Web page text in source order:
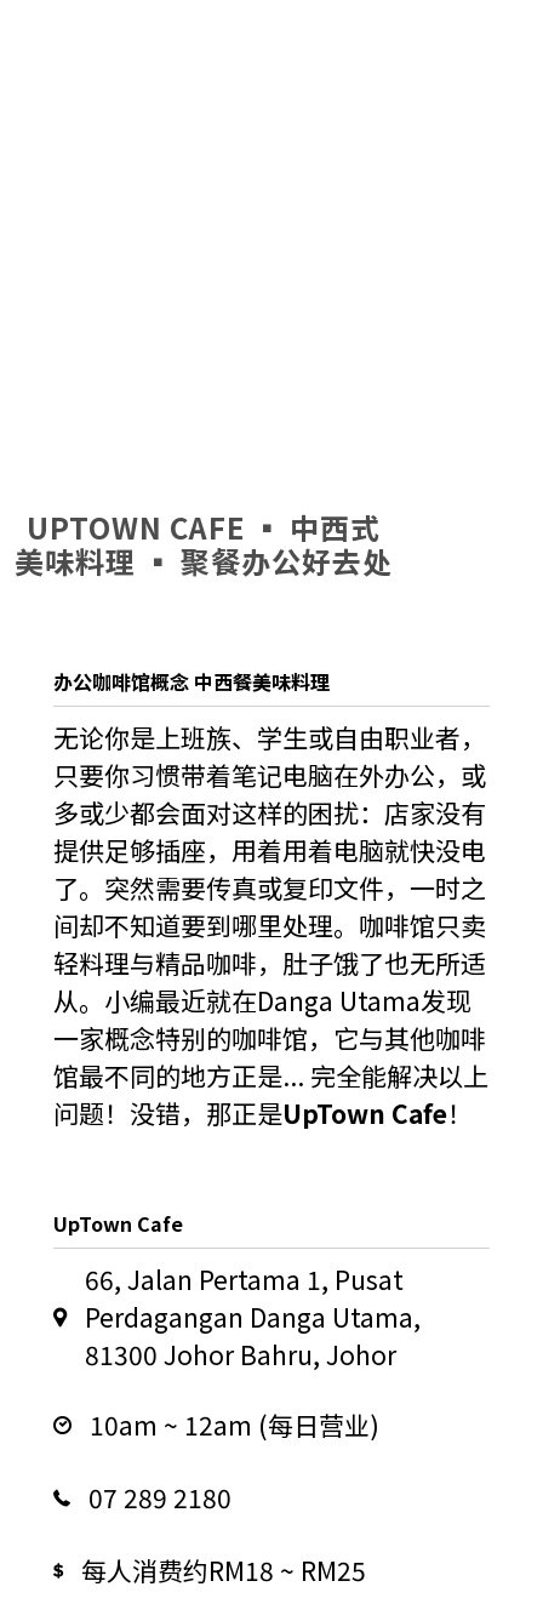
UPTOWN CAFE ▪ 中西式
美味料理 ▪ 聚餐办公好去处
办公咖啡馆概念 中西餐美味料理
无论你是上班族、学生或自由职业者，
只要你习惯带着笔记电脑在外办公，或
多或少都会面对这样的困扰：店家没有
提供足够插座，用着用着电脑就快没电
了。突然需要传真或复印文件，一时之
间却不知道要到哪里处理。咖啡馆只卖
轻料理与精品咖啡，肚子饿了也无所适
从。小编最近就在Danga Utama发现
一家概念特别的咖啡馆，它与其他咖啡
馆最不同的地方正是... 完全能解决以上
问题！没错，那正是UpTown Cafe！
UpTown Cafe
66, Jalan Pertama 1, Pusat
Perdagangan Danga Utama,
81300 Johor Bahru, Johor
10am ~ 12am (每日营业)
07 289 2180
每人消费约RM18 ~ RM25